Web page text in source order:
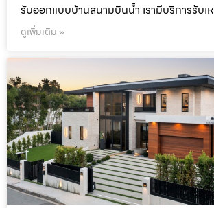
รับออกแบบบ้านสนามบินน้ำ เรามีบริการรับเห
ดูเพิ่มเติม »